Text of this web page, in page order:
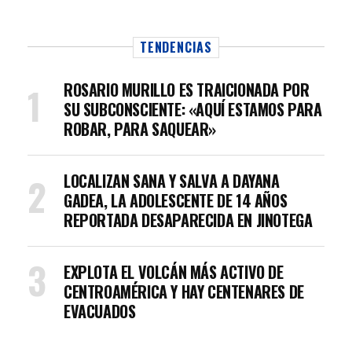
TENDENCIAS
ROSARIO MURILLO ES TRAICIONADA POR
SU SUBCONSCIENTE: «AQUÍ ESTAMOS PARA
ROBAR, PARA SAQUEAR»
LOCALIZAN SANA Y SALVA A DAYANA
GADEA, LA ADOLESCENTE DE 14 AÑOS
REPORTADA DESAPARECIDA EN JINOTEGA
EXPLOTA EL VOLCÁN MÁS ACTIVO DE
CENTROAMÉRICA Y HAY CENTENARES DE
EVACUADOS